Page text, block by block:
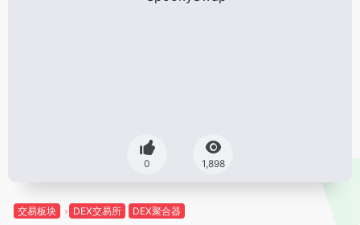
0 1,898
交易板块 DEX交易所 DEX聚合器